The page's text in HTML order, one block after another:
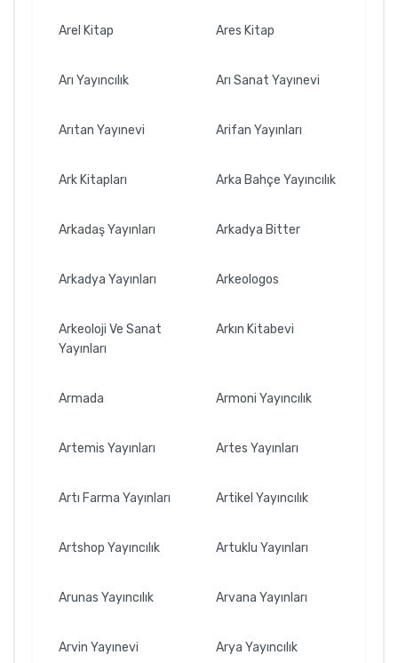
Arel Kitap Ares Kitap
Arı Yayıncılık Arı Sanat Yayınevi
Arıtan Yayınevi Arifan Yayınları
Ark Kitapları Arka Bahçe Yayıncılık
Arkadaş Yayınları Arkadya Bitter
Arkadya Yayınları Arkeologos
Arkeoloji Ve Sanat
Yayınları
Arkın Kitabevi
Armada Armoni Yayıncılık
Artemis Yayınları Artes Yayınları
Artı Farma Yayınları Artikel Yayıncılık
Artshop Yayıncılık Artuklu Yayınları
Arunas Yayıncılık Arvana Yayınları
Arvin Yayınevi Arya Yayıncılık